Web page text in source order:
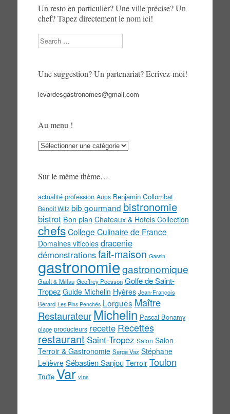
Un resto en particulier? Une ville précise? Un
chef? Tapez directement le nom ici!
Search
Une suggestion? Un partenariat? Ecrivez-moi!
levardesgastronomes@gmail.com
Au menu !
Au
Sur le même thème…
actualité profession Aups Benjamin Collombat
Benoit Witz bib gourmand bistronomie
bistrot Bon plan Chateaux & Hotels Collection
chefs College Culinaire de France
Domaines viticoles dracenie
démonstrationsfait-maison Gassin
gastronomiegastronomique
Gault & Millau Geoffrey Poësson Golfe de Saint-
Tropez Guide Michelin Hyères Jean-François
Bérard Les Pins Penchés Lorgues Maître
Restaurateur Michelin Pascal Bonamy
plage producteurs recette Recettes
restaurant Saint-Tropez Salon Salon
Terroir & Gastronomie Serge Vaz Stéphane
Lelièvre Sébastien Sanjou Terroir Toulon
Truffe Var vins